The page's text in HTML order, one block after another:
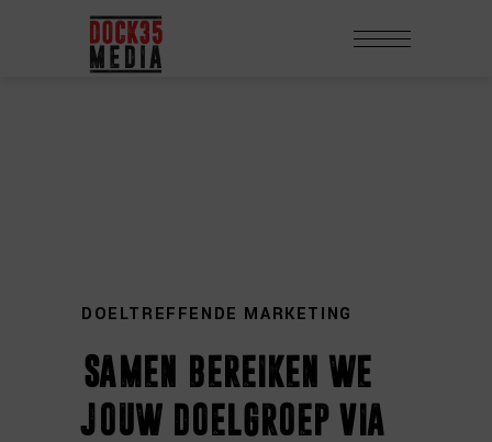
DOELTREFFENDE MARKETING
samen bereiken we
jouw doelgroep via